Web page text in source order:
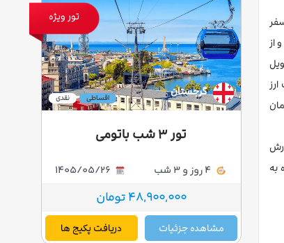
بود و از
به
تور ویژه
گرجستان نقدی اقساطی
تور ۳ شب باتومی
1405/05/26
48,900,000 تومان
مشاهده جزئیات دریافت پکیج ها